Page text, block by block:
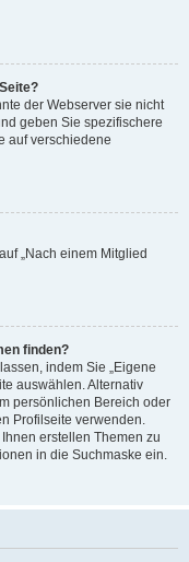
der Webserver sie nicht
geben Sie spezifischere
auf verschiedene
„Nach einem Mitglied
finden?
indem Sie „Eigene
auswählen. Alternativ
persönlichen Bereich oder
Profilseite verwenden.
erstellen Themen zu
in die Suchmaske ein.